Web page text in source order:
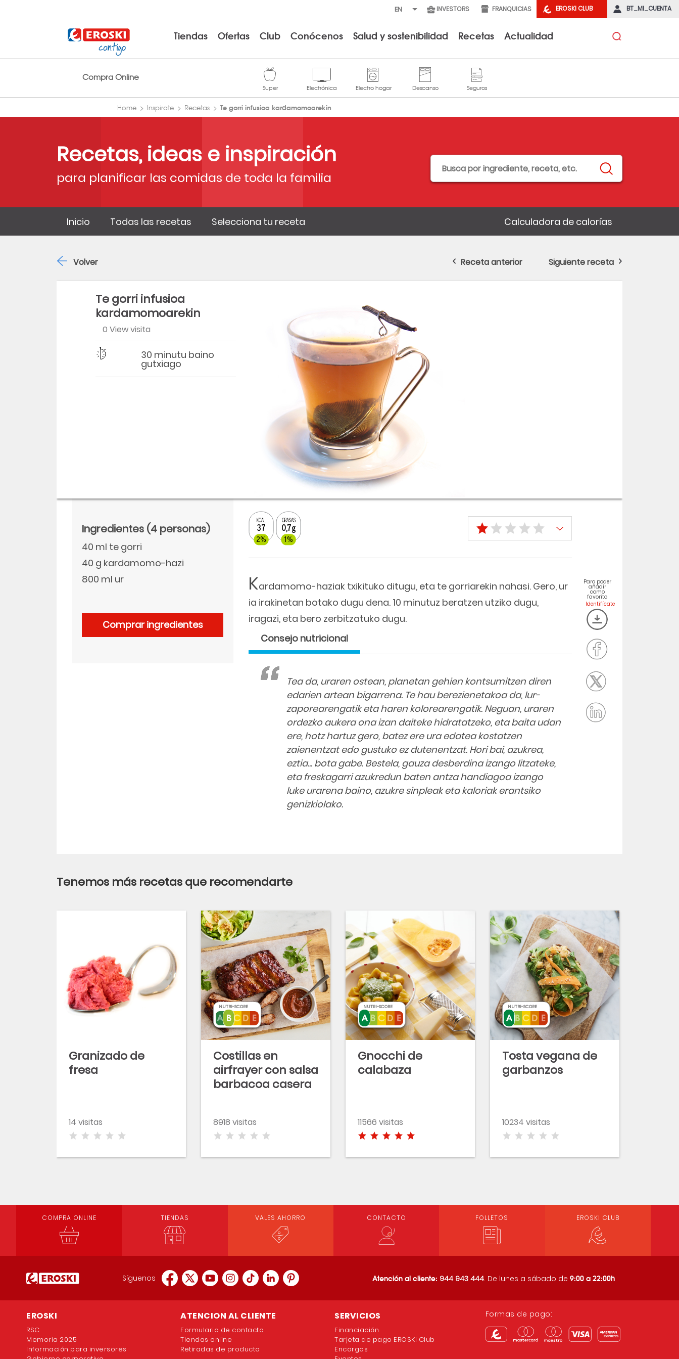
EROSKI CLUB BT_MI_CUENTA
INVESTORS FRANQUICIAS
Tiendas Ofertas Club Conócenos Salud y sostenibilidad Recetas Actualidad
Compra Online
Home Inspirate Recetas Te gorri infusioa kardamomoarekin
Recetas, ideas e inspiración
para planificar las comidas de toda la familia
Inicio Todas las recetas Selecciona tu receta Calculadora de calorías
Te gorri infusioa
kardamomoarekin
0 View visita
Dificultad
Tiempo 30 minutu baino
gutxiago
KCAL
37
2%
GRASAS
0,7g
1%
Kardamomo-haziak txikituko ditugu, eta te gorriarekin nahasi. Gero, ur
ia irakinetan botako dugu dena. 10 minutuz beratzen utziko dugu,
iragazi, eta bero zerbitzatuko dugu.
Consejo nutricional
Tea da, uraren ostean, planetan gehien kontsumitzen diren
edarien artean bigarrena. Te hau berezienetakoa da, lur-
zaporearengatik eta haren kolorearengatik. Neguan, uraren
ordezko aukera ona izan daiteke hidratatzeko, eta baita udan
ere, hotz hartuz gero, batez ere ura edatea kostatzen
zaienentzat edo gustuko ez dutenentzat. Hori bai, azukrea,
eztia... bota gabe. Bestela, gauza desberdina izango litzateke,
eta freskagarri azukredun baten antza handiagoa izango
luke urarena baino, azukre sinpleak eta kaloriak erantsiko
genizkiolako.
Para poder
añadir
como
favorito
Ingredientes (4 personas)
40 ml te gorri
40 g kardamomo-hazi
800 ml ur
Comprar ingredientes
Volver Receta anterior Siguiente receta
Tenemos más recetas que recomendarte
Granizado de
fresa
14 visitas
Costillas en
airfrayer con salsa
barbacoa casera
8918 visitas
NUTRI-SCORE
Gnocchi de
calabaza
11566 visitas
NUTRI-SCORE
Tosta vegana de
garbanzos
10234 visitas
NUTRI-SCORE
COMPRA ONLINE TIENDAS VALES AHORRO CONTACTO FOLLETOS EROSKI CLUB
Síguenos Atención al cliente: 944 943 444. De lunes a sábado de 9:00 a 22:00h
EROSKI
RSC
Memoria 2025
Información para inversores
ATENCION AL CLIENTE
Formulario de contacto
Tiendas online
Retiradas de producto
SERVICIOS
Financiación
Tarjeta de pago EROSKI Club
Encargos
Formas de pago: